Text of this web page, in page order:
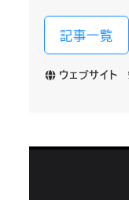
記事一覧
ウェブサイト